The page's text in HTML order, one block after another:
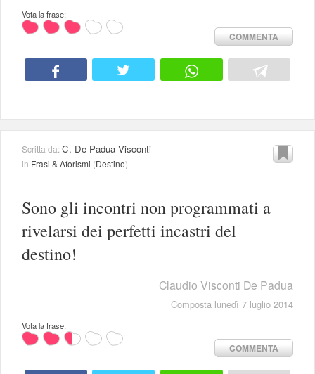
Vota la frase:
COMMENTA
Scritta da:C. De Padua Visconti
in Frasi & Aforismi (Destino)
Sono gli incontri non programmati a
rivelarsi dei perfetti incastri del
destino!
Claudio Visconti De Padua
Composta lunedì 7 luglio 2014
Vota la frase:
COMMENTA